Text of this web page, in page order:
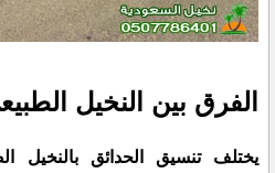
الفرق بين النخيل
يختلف تنسيق الحدائق بالنخيل